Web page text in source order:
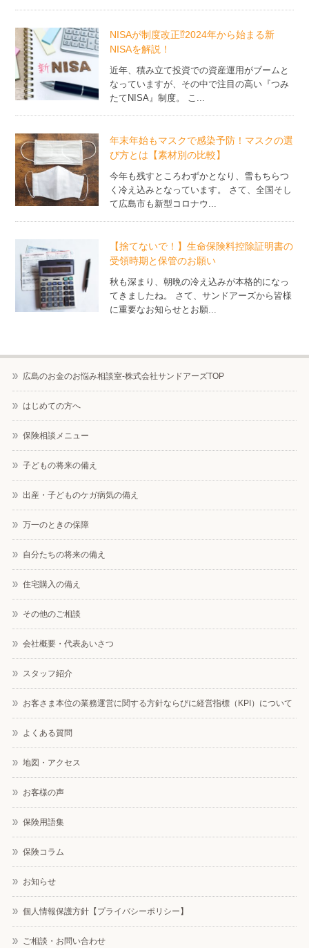
NISAが制度改正⁉2024年から始まる新
NISAを解説！
近年、積み立て投資での資産運用がブームと
なっていますが、その中で注目の高い『つみ
たてNISA』制度。 こ...
年末年始もマスクで感染予防！マスクの選
び方とは【素材別の比較】
今年も残すところわずかとなり、雪もちらつ
く冷え込みとなっています。 さて、全国そし
て広島市も新型コロナウ...
【捨てないで！】生命保険料控除証明書の
受領時期と保管のお願い
秋も深まり、朝晩の冷え込みが本格的になっ
てきましたね。 さて、サンドアーズから皆様
に重要なお知らせとお願...
広島のお金のお悩み相談室-株式会社サンドアーズTOP
はじめての方へ
保険相談メニュー
子どもの将来の備え
出産・子どものケガ病気の備え
万一のときの保障
自分たちの将来の備え
住宅購入の備え
その他のご相談
会社概要・代表あいさつ
スタッフ紹介
お客さま本位の業務運営に関する方針ならびに経営指標（KPI）について
よくある質問
地図・アクセス
お客様の声
保険用語集
保険コラム
お知らせ
個人情報保護方針【プライバシーポリシー】
ご相談・お問い合わせ